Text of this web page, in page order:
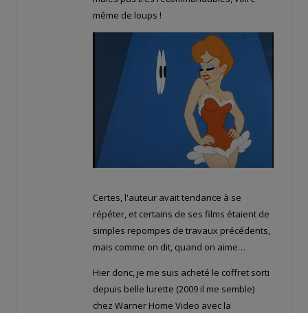
même de loups !
Certes, l'auteur avait tendance à se
répéter, et certains de ses films étaient de
simples repompes de travaux précédents,
mais comme on dit, quand on aime…
Hier donc, je me suis acheté le coffret sorti
depuis belle lurette (2009 il me semble)
chez Warner Home Video avec la